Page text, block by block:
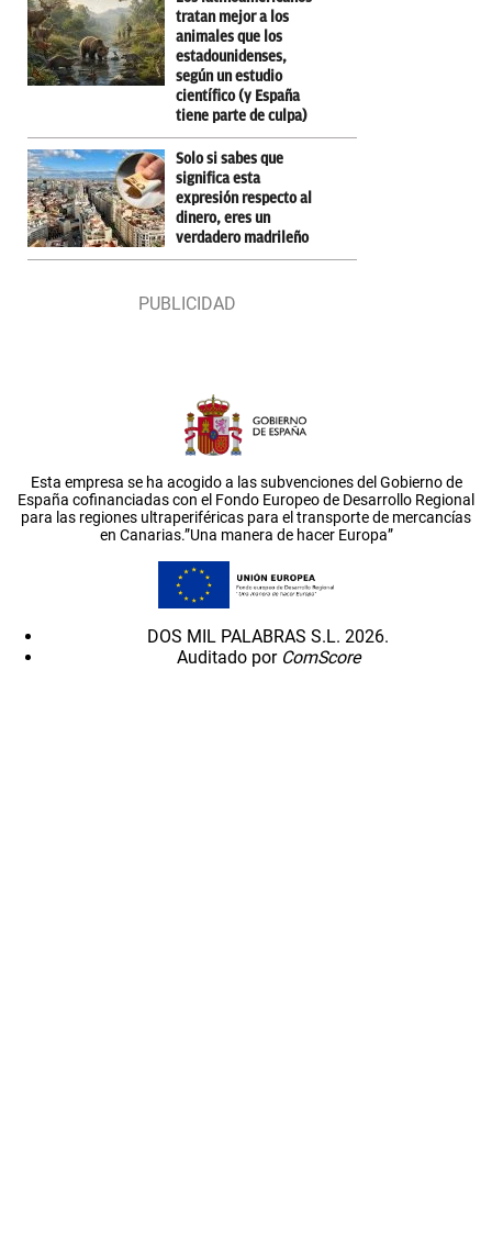
tratan mejor a los
animales que los
estadounidenses,
según un estudio
científico (y España
tiene parte de culpa)
Solo si sabes que
significa esta
expresión respecto al
dinero, eres un
verdadero madrileño
Esta empresa se ha acogido a las subvenciones del Gobierno de
España cofinanciadas con el Fondo Europeo de Desarrollo Regional
para las regiones ultraperiféricas para el transporte de mercancías
en Canarias.”Una manera de hacer Europa”
DOS MIL PALABRAS S.L. 2026.
Auditado por ComScore